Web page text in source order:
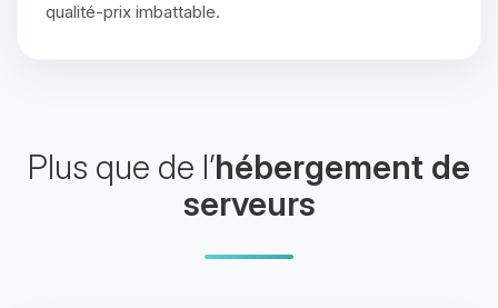
qualité-prix imbattable.
Plus que de l’hébergement de
serveurs